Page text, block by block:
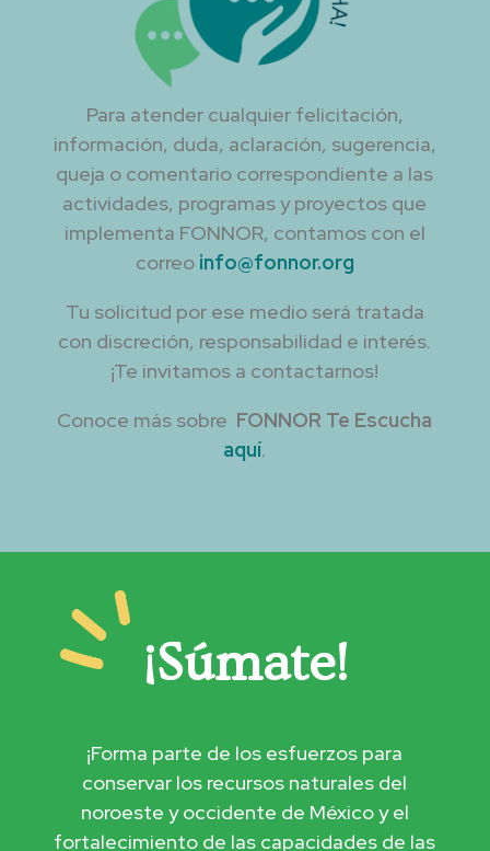
Para atender cualquier felicitación,
información, duda, aclaración, sugerencia,
queja o comentario correspondiente a las
actividades, programas y proyectos que
implementa FONNOR, contamos con el
correo info@fonnor.org
Tu solicitud por ese medio será tratada
con discreción, responsabilidad e interés.
¡Te invitamos a contactarnos!
Conoce más sobre FONNOR Te Escucha
aquí.
¡Súmate!
¡Forma parte de los esfuerzos para
conservar los recursos naturales del
noroeste y occidente de México y el
fortalecimiento de las capacidades de las